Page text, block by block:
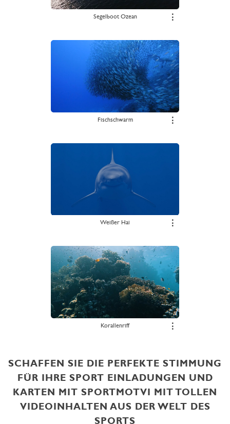
Segelboot Ozean ⋮
Fischschwarm ⋮
Weißer Hai ⋮
Korallenriff ⋮
SCHAFFEN SIE DIE PERFEKTE STIMMUNG
FÜR IHRE SPORT EINLADUNGEN UND
KARTEN MIT SPORTMOTVI MIT TOLLEN
VIDEOINHALTEN AUS DER WELT DES
SPORTS